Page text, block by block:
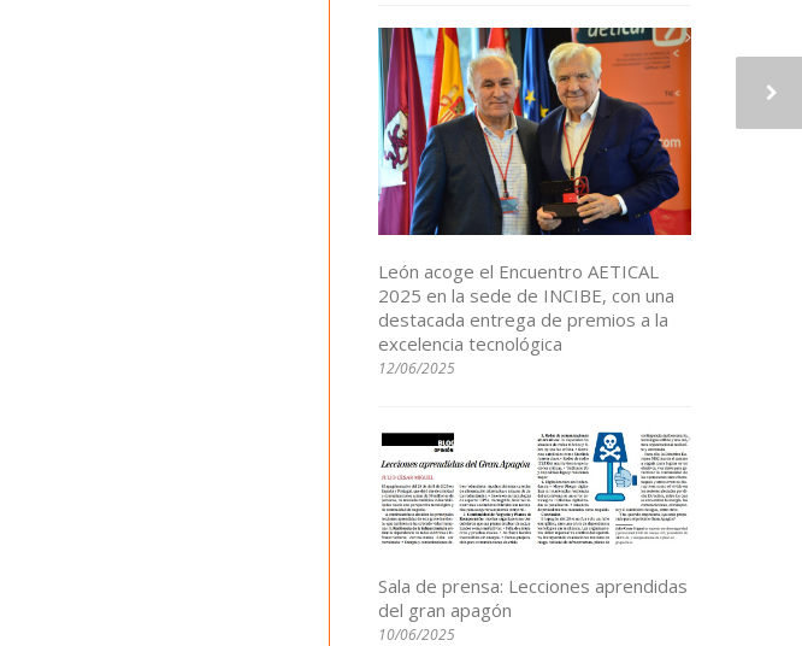
León acoge el Encuentro AETICAL
2025 en la sede de INCIBE, con una
destacada entrega de premios a la
excelencia tecnológica
12/06/2025
Sala de prensa: Lecciones aprendidas
del gran apagón
10/06/2025